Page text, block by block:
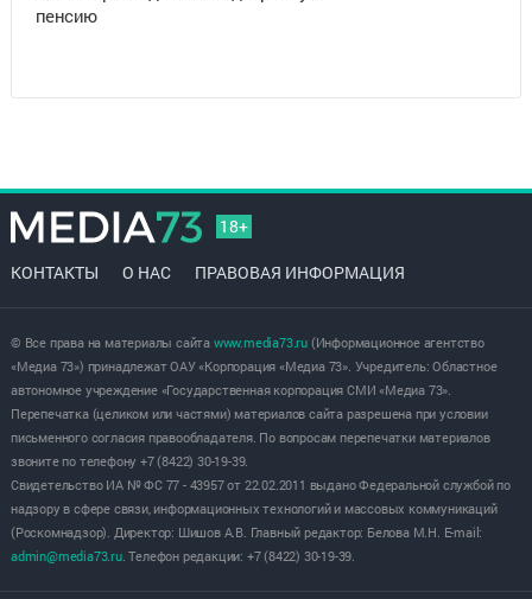
пенсию
18+
КОНТАКТЫ О НАС ПРАВОВАЯ ИНФОРМАЦИЯ
© Все права на материалы сайта www.media73.ru(Информационное агентство
«Медиа 73») принадлежат ОАУ «Корпорация «Медиа 73». Учредитель: Областное
автономное учреждение «Государственная корпорация СМИ «Медиа 73».
Перепечатка (целиком или частями) материалов сайта разрешена при условии
письменного согласия правообладателя. По вопросам перепечатки материалов
звоните по телефону +7 (8422) 30-19-39.
Свидетельство ИА № ФС 77 - 43957 от 22.02.2011 выдано Федеральной службой по
надзору в сфере связи, информационных технологий и массовых коммуникаций
(Роскомнадзор). Директор: Шишов А.В. Главный редактор: Белова М.Н. E-mail:
admin@media73.ru. Телефон редакции: +7 (8422) 30-19-39.